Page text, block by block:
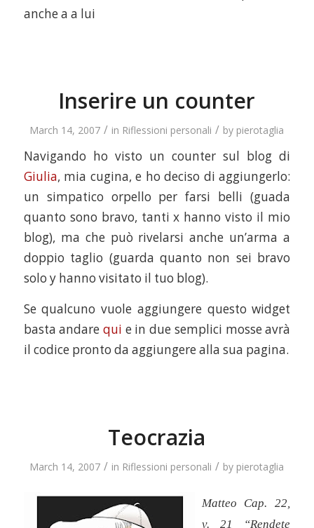
anche a a lui
Inserire un counter
March 14, 2007 / in Riflessioni personali / by pierotaglia
Navigando ho visto un counter sul blog di
Giulia, mia cugina, e ho deciso di aggiungerlo:
un simpatico orpello per farsi belli (guada
quanto sono bravo, tanti x hanno visto il mio
blog), ma che può rivelarsi anche un’arma a
doppio taglio (guarda quanto non sei bravo
solo y hanno visitato il tuo blog).
Se qualcuno vuole aggiungere questo widget
basta andarequi e in due semplici mosse avrà
il codice pronto da aggiungere alla sua pagina.
Teocrazia
March 14, 2007 / in Riflessioni personali / by pierotaglia
Matteo Cap. 22,
v. 21 “Rendete